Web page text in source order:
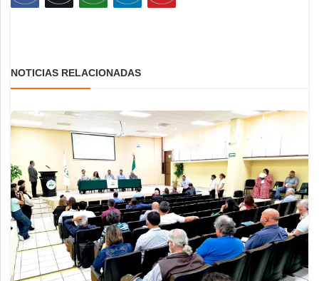
NOTICIAS RELACIONADAS